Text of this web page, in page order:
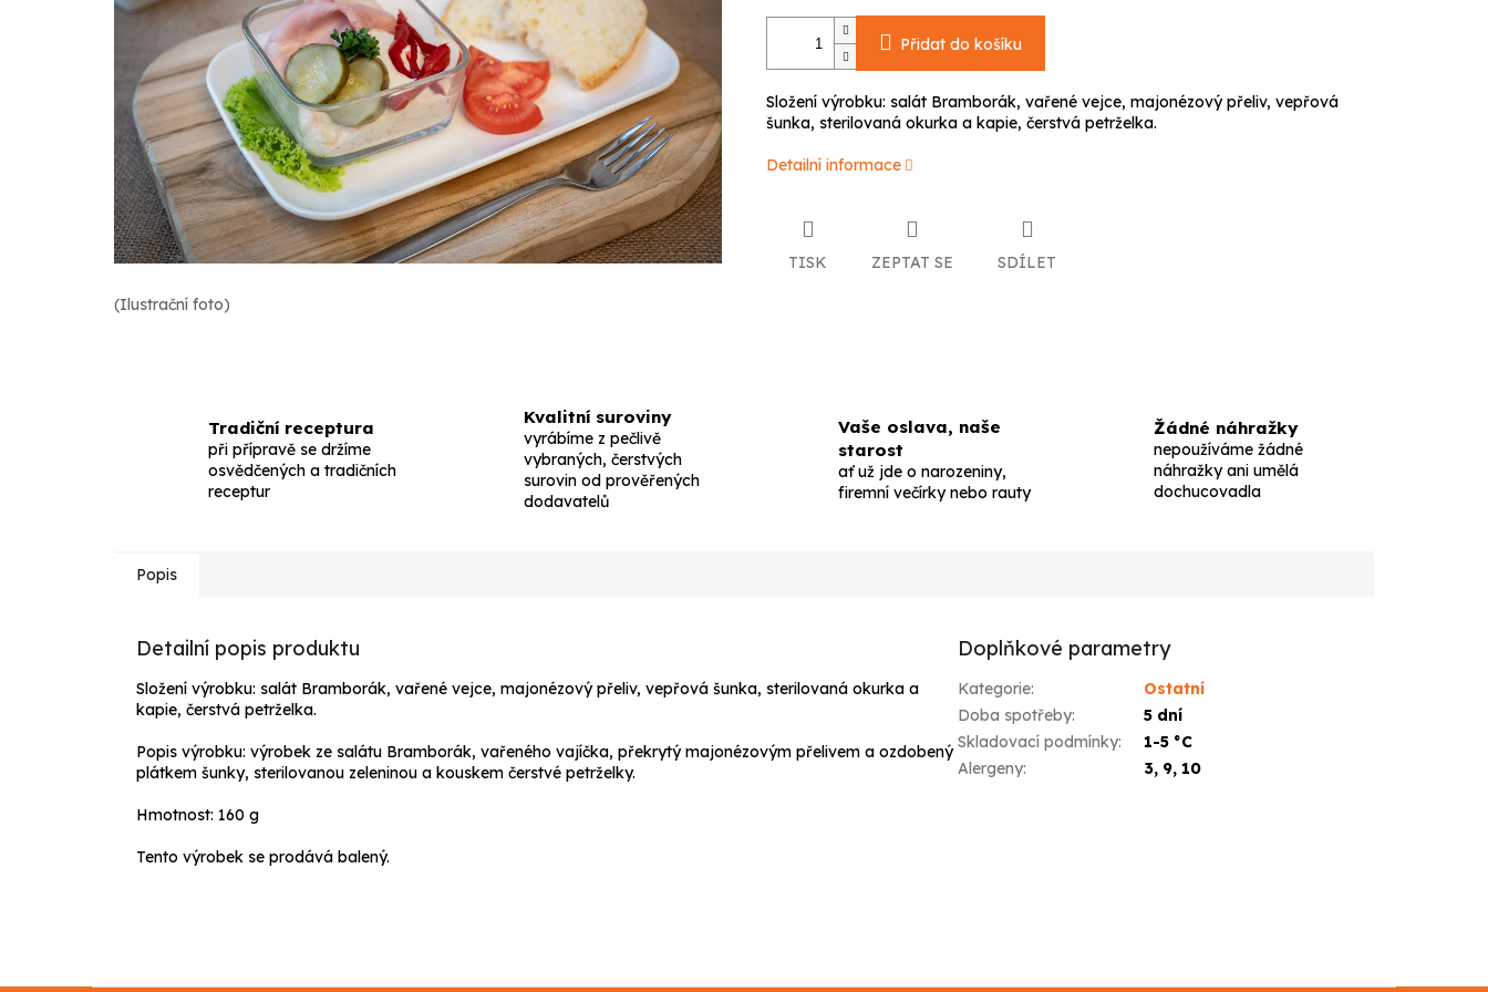
(Ilustrační foto)
Přidat do košíku
Složení výrobku: salát Bramborák, vařené vejce, majonézový přeliv, vepřová
šunka, sterilovaná okurka a kapie, čerstvá petrželka.
Detailní informace
TISK ZEPTAT SE SDÍLET
Tradiční receptura
při přípravě se držíme
osvědčených a tradičních
receptur
Kvalitní suroviny
vyrábíme z pečlivě
vybraných, čerstvých
surovin od prověřených
dodavatelů
Vaše oslava, naše
starost
ať už jde o narozeniny,
firemní večírky nebo rauty
Žádné náhražky
nepoužíváme žádné
náhražky ani umělá
dochucovadla
Popis
Detailní popis produktu
Složení výrobku: salát Bramborák, vařené vejce, majonézový přeliv, vepřová šunka, sterilovaná okurka a
kapie, čerstvá petrželka.
Popis výrobku: výrobek ze salátu Bramborák, vařeného vajíčka, překrytý majonézovým přelivem a ozdobený
plátkem šunky, sterilovanou zeleninou a kouskem čerstvé petrželky.
Hmotnost: 160 g
Tento výrobek se prodává balený.
Doplňkové parametry
Kategorie:
Ostatní
Doba spotřeby:
5 dní
Skladovací podmínky:
1-5 °C
Alergeny: 3, 9, 10